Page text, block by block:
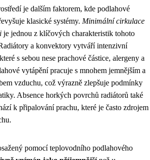
je dalším faktorem, kde podlahové
klasické systémy. Minimální cirkulace
je jednou z klíčových charakteristik tohoto
a konvektory vytváří intenzivní
s sebou nese prachové částice, alergeny a
vytápění pracuje s mnohem jemnějším a
vzduchu, což výrazně zlepšuje podmínky
Absence horkých povrchů radiátorů také
k připalování prachu, které je často zdrojem
pomocí teplovodního podlahového